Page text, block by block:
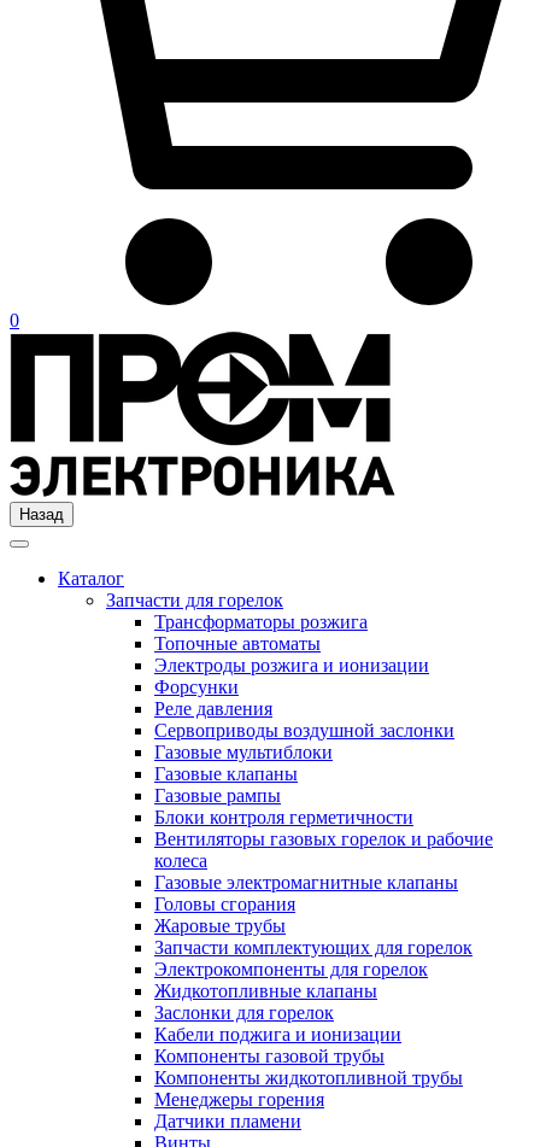
0
Назад
Каталог
Запчасти для горелок
Трансформаторы розжига
Топочные автоматы
Электроды розжига и ионизации
Форсунки
Реле давления
Сервоприводы воздушной заслонки
Газовые мультиблоки
Газовые клапаны
Газовые рампы
Блоки контроля герметичности
Вентиляторы газовых горелок и рабочие
колеса
Газовые электромагнитные клапаны
Головы сгорания
Жаровые трубы
Запчасти комплектующих для горелок
Электрокомпоненты для горелок
Жидкотопливные клапаны
Заслонки для горелок
Кабели поджига и ионизации
Компоненты газовой трубы
Компоненты жидкотопливной трубы
Менеджеры горения
Датчики пламени
Винты